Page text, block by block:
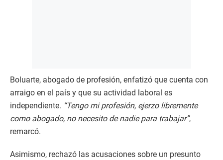
Boluarte, abogado de profesión, enfatizó que cuenta con
arraigo en el país y que su actividad laboral es
independiente. “Tengo mi profesión, ejerzo libremente
como abogado, no necesito de nadie para trabajar”,
remarcó.
Asimismo, rechazó las acusaciones sobre un presunto